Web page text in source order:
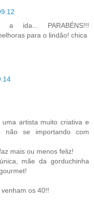
ida... PARABÉNS!!!
para o lindão! chica
artista muito criativa e
não se importando com
mais ou menos feliz!
mãe da gorduchinha
os 40!!